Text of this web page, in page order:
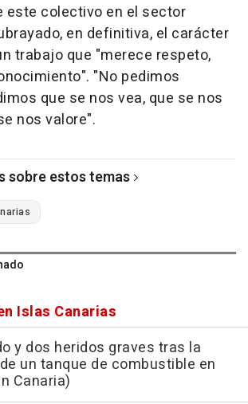
este colectivo en el sector
en definitiva, el carácter
trabajo que "merece respeto,
"No pedimos
que se nos vea, que se nos
nos valore".
sobre estos temas
Islas Canarias
y dos heridos graves tras la
un tanque de combustible en
Canaria)